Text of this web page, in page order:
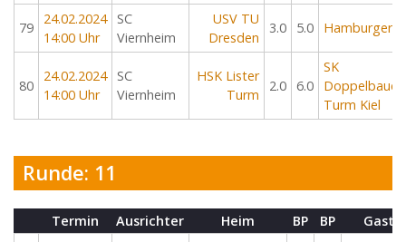
79
24.02.2024
14:00 Uhr
SC
Viernheim
USV TU
Dresden
3.0 5.0 Hamburger
80
24.02.2024
14:00 Uhr
SC
Viernheim
HSK Lister
Turm
2.0 6.0
SK
Doppelbauer
Turm Kiel
Runde: 11
Termin Ausrichter Heim BP BP
Gast